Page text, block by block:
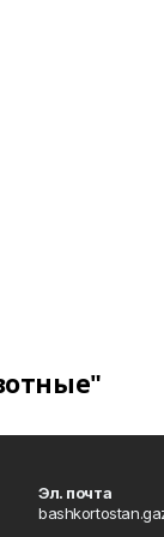
Эл. почта